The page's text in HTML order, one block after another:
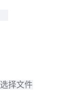
选择文件